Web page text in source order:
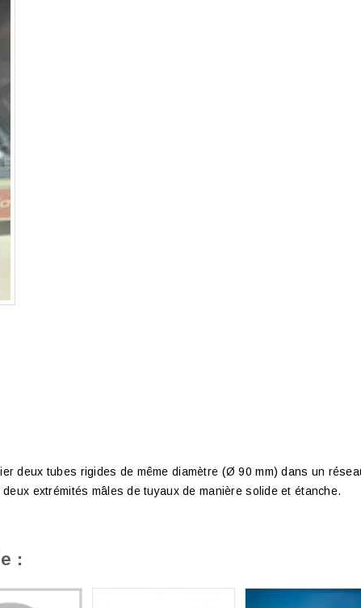
deux tubes rigides de même diamètre (Ø 90 mm) dans un
extrémités mâles de tuyaux de manière solide et étanche.
: